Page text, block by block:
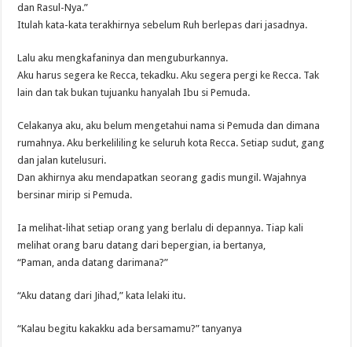
dan Rasul-Nya.”
Itulah kata-kata terakhirnya sebelum Ruh berlepas dari jasadnya.
Lalu aku mengkafaninya dan menguburkannya.
Aku harus segera ke Recca, tekadku. Aku segera pergi ke Recca. Tak
lain dan tak bukan tujuanku hanyalah Ibu si Pemuda.
Celakanya aku, aku belum mengetahui nama si Pemuda dan dimana
rumahnya. Aku berkelililing ke seluruh kota Recca. Setiap sudut, gang
dan jalan kutelusuri.
Dan akhirnya aku mendapatkan seorang gadis mungil. Wajahnya
bersinar mirip si Pemuda.
Ia melihat-lihat setiap orang yang berlalu di depannya. Tiap kali
melihat orang baru datang dari bepergian, ia bertanya,
“Paman, anda datang darimana?”
“Aku datang dari Jihad,” kata lelaki itu.
“Kalau begitu kakakku ada bersamamu?” tanyanya